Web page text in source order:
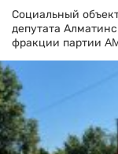
Социальный
депутата
фракции партии